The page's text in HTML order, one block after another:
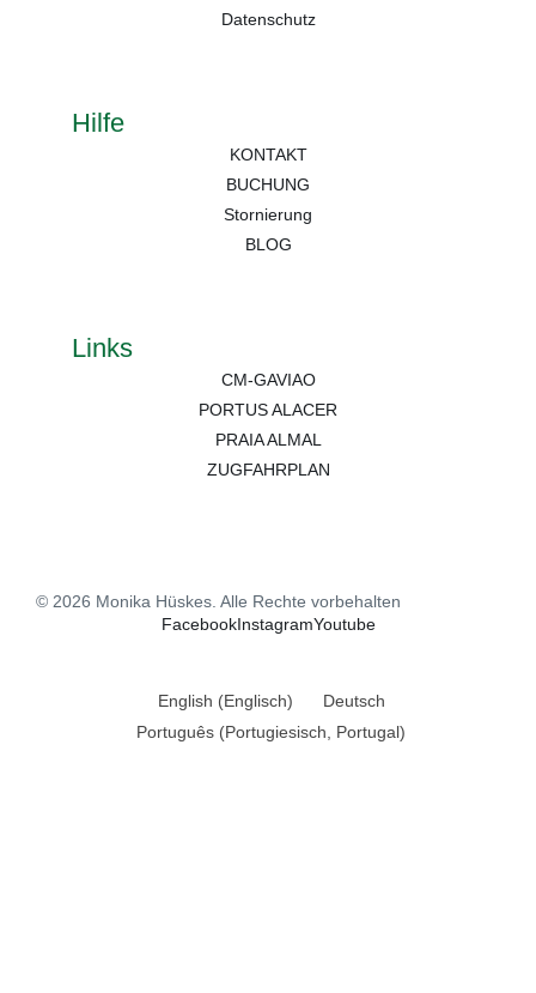
Datenschutz
Hilfe
KONTAKT
BUCHUNG
Stornierung
BLOG
Links
CM-GAVIAO
PORTUS ALACER
PRAIA ALMAL
ZUGFAHRPLAN
© 2026 Monika Hüskes. Alle Rechte vorbehalten
FacebookInstagramYoutube
English (Englisch)
Deutsch
Português (Portugiesisch, Portugal)